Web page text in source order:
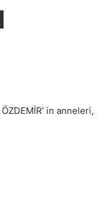
in anneleri,